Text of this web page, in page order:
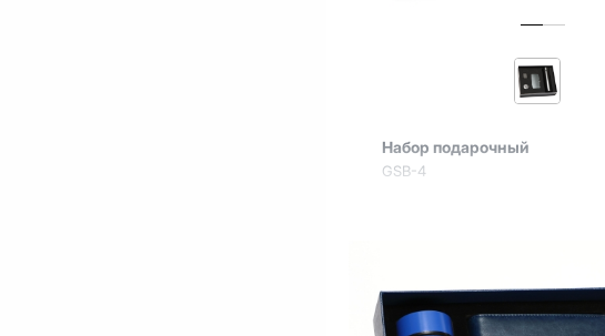
Набор подарочный
GSB-4